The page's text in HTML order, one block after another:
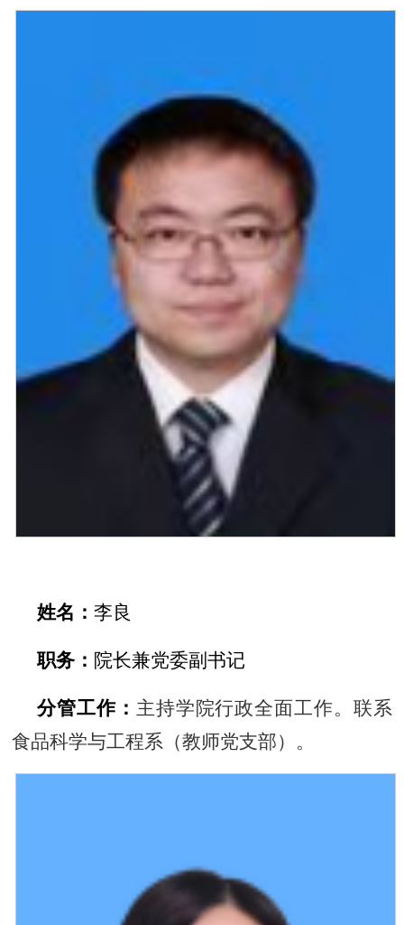
姓名：李良
职务： 院长兼党委副书记
分管工作： 主持学院行政全面工作。联系
食品科学与工程系（教师党支部）。